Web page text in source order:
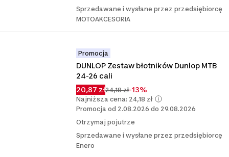
Sprzedawane i wysłane przez przedsiębiorcę
MOTOAKCESORIA
Promocja
DUNLOP Zestaw błotników Dunlop MTB
24-26 cali
20,87 zł24,18 zł-13%
Najniższa cena: 24,18 zł
Promocja od 2.08.2026 do 29.08.2026
Otrzymaj pojutrze
Sprzedawane i wysłane przez przedsiębiorcę
Enero